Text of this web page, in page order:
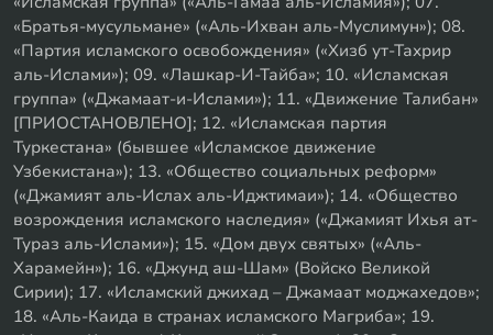
«Братья-мусульмане» («Аль-Ихван аль-Муслимун»); 08.
«Партия исламского освобождения» («Хизб ут-Тахрир
аль-Ислами»); 09. «Лашкар-И-Тайба»; 10. «Исламская
группа» («Джамаат-и-Ислами»); 11. «Движение Талибан»
[ПРИОСТАНОВЛЕНО]; 12. «Исламская партия
Туркестана» (бывшее «Исламское движение
Узбекистана»); 13. «Общество социальных реформ»
(«Джамият аль-Ислах аль-Иджтимаи»); 14. «Общество
возрождения исламского наследия» («Джамият Ихья ат-
Тураз аль-Ислами»); 15. «Дом двух святых» («Аль-
Харамейн»); 16. «Джунд аш-Шам» (Войско Великой
Сирии); 17. «Исламский джихад – Джамаат моджахедов»;
18. «Аль-Каида в странах исламского Магриба»; 19.